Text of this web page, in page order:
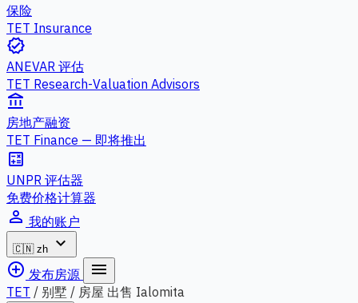
保险
TET Insurance
verified
ANEVAR 评估
TET Research-Valuation Advisors
account_balance
房地产融资
TET Finance — 即将推出
calculate
UNPR 评估器
免费价格计算器
person_outline 我的账户
🇨🇳 zh
expand_more
add_circle_outline 发布房源 menu
TET / 别墅 / 房屋 出售 Ialomita